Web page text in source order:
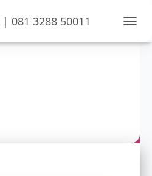
| 081 3288 50011